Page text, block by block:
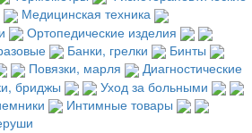
Медицинская техника
Ортопедические изделия
Банки, грелки
Бинты
Повязки, марля
Диагностические
бриджы
Уход за больными
Интимные товары